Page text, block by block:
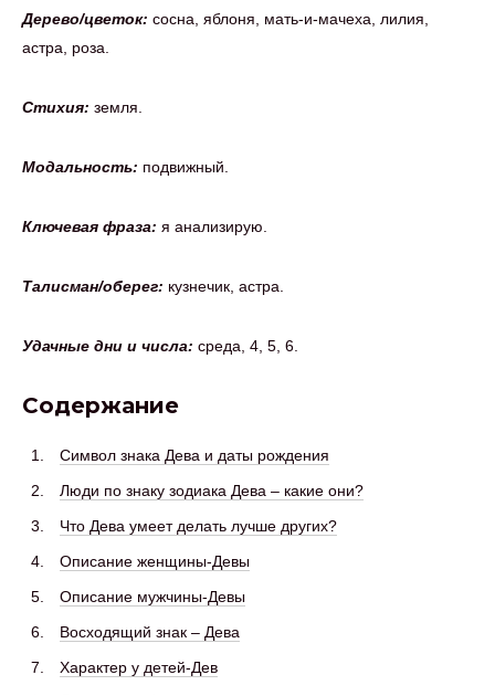
Дерево/цветок: сосна, яблоня, мать-и-мачеха, лилия,
астра, роза.
Стихия: земля.
Модальность: подвижный.
Ключевая фраза: я анализирую.
Талисман/оберег: кузнечик, астра.
Удачные дни и числа: среда, 4, 5, 6.
Содержание
Символ знака Дева и даты рождения
Люди по знаку зодиака Дева – какие они?
Что Дева умеет делать лучше других?
Описание женщины-Девы
Описание мужчины-Девы
Восходящий знак – Дева
Характер у детей-Дев